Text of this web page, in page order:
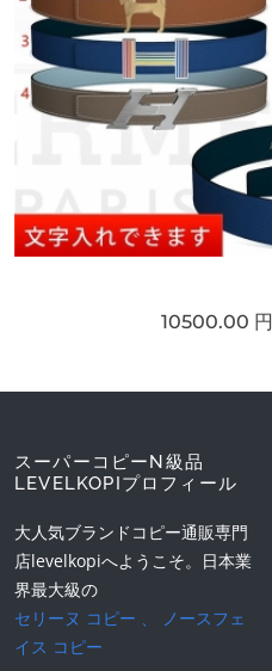
10500.00 円
スーパーコピーN級品
LEVELKOPIプロフィール
大人気ブランドコピー通販専門
店levelkopiへようこそ。日本業
界最大級の
セリーヌ コピー
ノースフェ
イス コピー